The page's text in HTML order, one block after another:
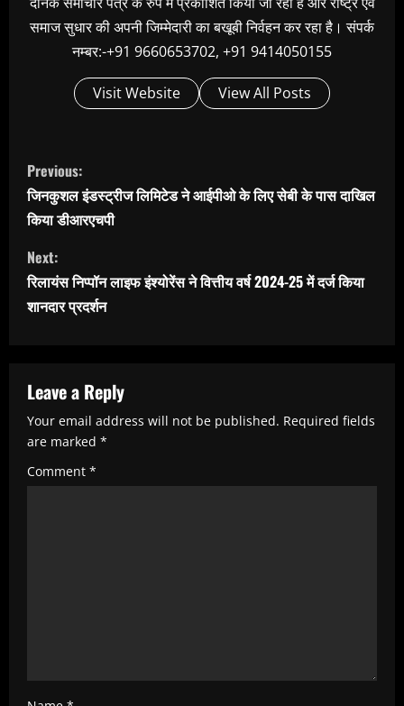
समाज सुधार की अपनी जिम्मेदारी का बखूबी निर्वहन कर रहा है। संपर्क
नम्बर:-+91 9660653702, +91 9414050155
Visit Website View All Posts
C
o
n
t
i
n
R
e
a
d
Previous:
जिनकुशल इंडस्ट्रीज लिमिटेड ने आईपीओ के लिए सेबी के पास दाखिल
किया डीआरएचपी
Next:
रिलायंस निप्पॉन लाइफ इंश्योरेंस ने वित्तीय वर्ष 2024-25 में दर्ज किया
शानदार प्रदर्शन
Leave a Reply
Your email address will not be published. Required fields
are marked *
Comment *